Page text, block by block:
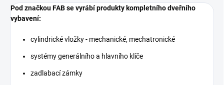
Pod značkou FAB se vyrábí produkty kompletního dveřního
vybavení:
cylindrické vložky - mechanické, mechatronické
systémy generálního a hlavního klíče
zadlabací zámky